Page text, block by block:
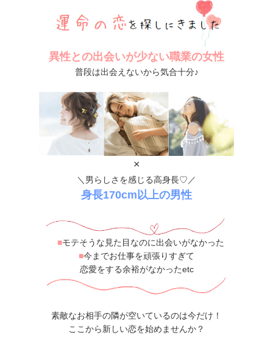
異性との出会いが少ない職業の女性
普段は出会えないから気合十分♪
×
＼男らしさを感じる高身長♡／
身長170cm以上の男性
■モテそうな見た目なのに出会いがなかった
■今までお仕事を頑張りすぎて
恋愛をする余裕がなかったetc
素敵なお相手の隣が空いているのは今だけ！
ここから新しい恋を始めませんか？